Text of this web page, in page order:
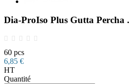
Dia-ProIso Plus Gutta Percha
60 pcs
6,85 €
HT
Quantité